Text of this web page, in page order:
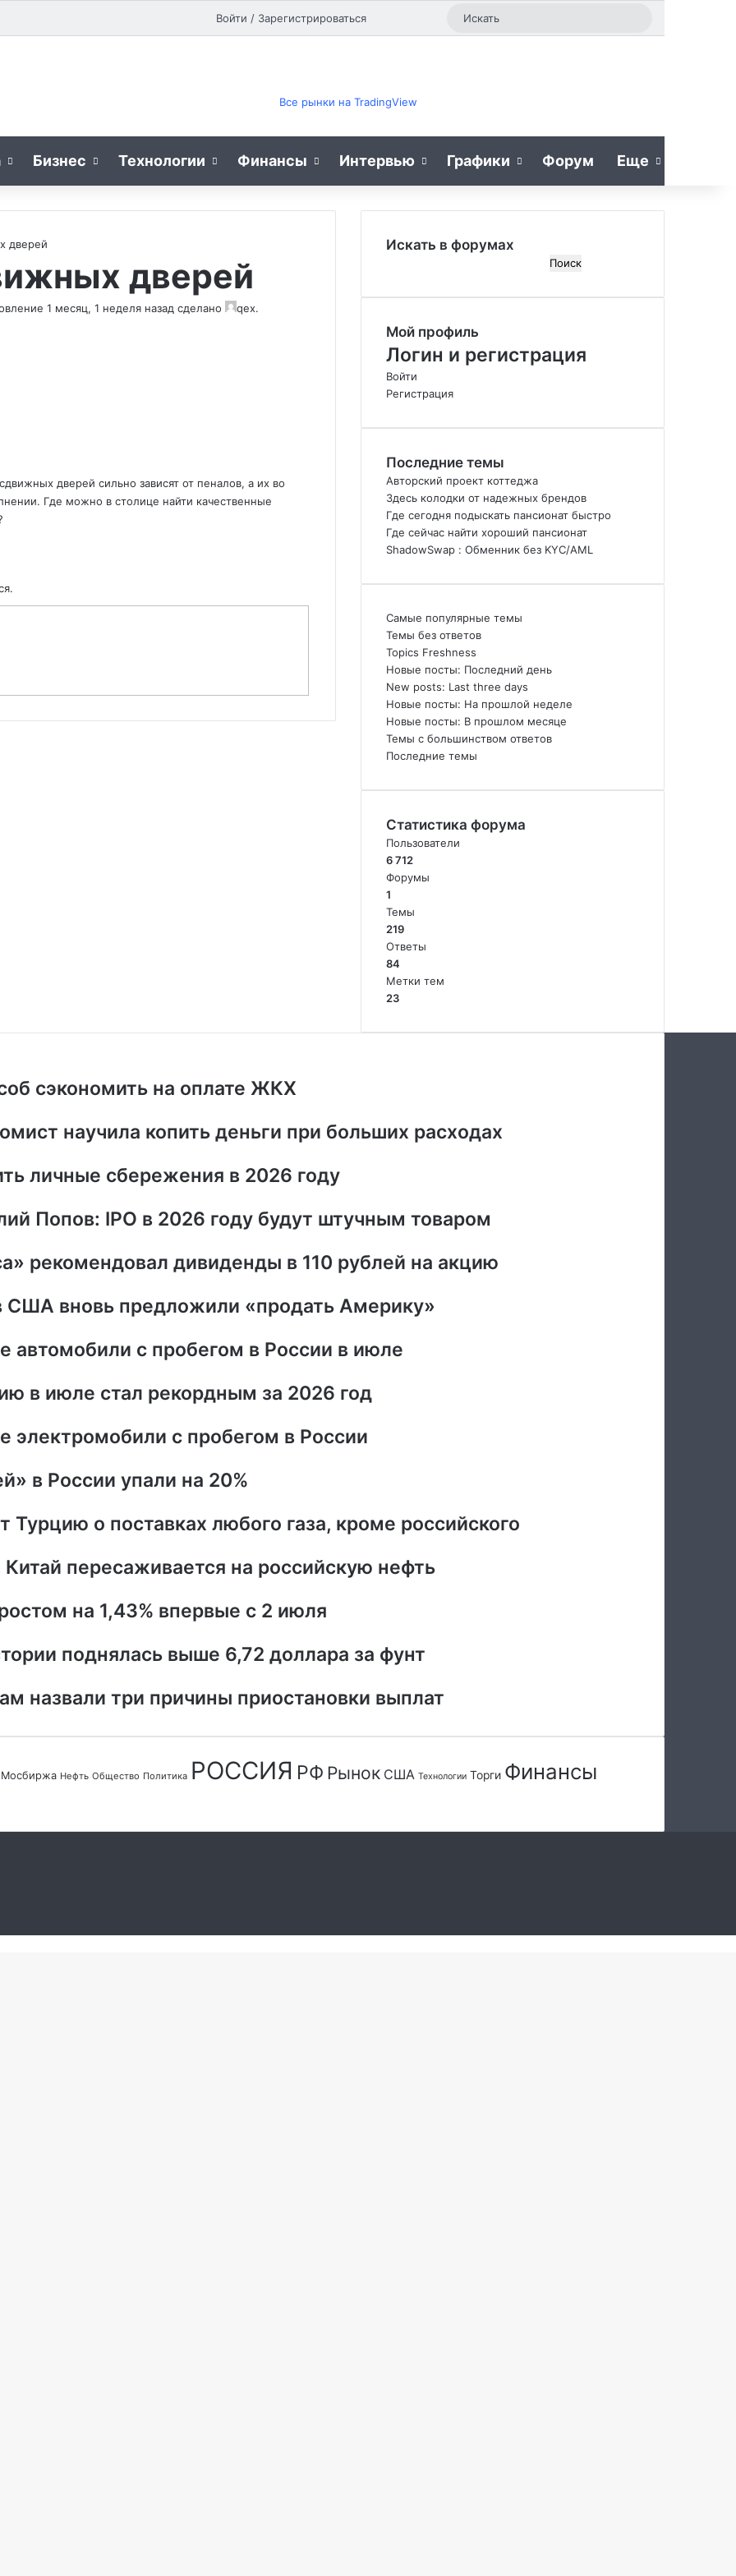
Одноклассники
TelegramFlipboard
Войти / Зарегистрироваться Случайная статья
Switch skin
Все рынки на TradingView
Бизнес Технологии Финансы Интервью Графики Форум Еще
дверей
дверей
1 месяц, 1 неделя назад сделано qex.
дверей сильно зависят от пеналов, а их во
Где можно в столице найти качественные
Искать в форумах
и
к
:
Мой профиль
Логин и регистрация
Войти
Регистрация
Последние темы
Авторский проект коттеджа
Здесь колодки от надежных брендов
Где сегодня подыскать пансионат быстро
Где сейчас найти хороший пансионат
ShadowSwap : Обменник без KYC/AML
Самые популярные темы
Темы без ответов
Topics Freshness
Новые посты: Последний день
New posts: Last three days
Новые посты: На прошлой неделе
Новые посты: В прошлом месяце
Темы с большинством ответов
Последние темы
Статистика форума
Пользователи
6 712
Форумы
1
Темы
219
Ответы
84
Метки тем
23
сэкономить на оплате ЖКХ
научила копить деньги при больших расходах
личные сбережения в 2026 году
Попов: IPO в 2026 году будут штучным товаром
рекомендовал дивиденды в 110 рублей на акцию
США вновь предложили «продать Америку»
автомобили с пробегом в России в июле
в июле стал рекордным за 2026 год
электромобили с пробегом в России
в России упали на 20%
Турцию о поставках любого газа, кроме российского
пересаживается на российскую нефть
на 1,43% впервые с 2 июля
поднялась выше 6,72 доллара за фунт
назвали три причины приостановки выплат
Мосбиржа Нефть Общество Политика РОССИЯ РФ Рынок США Технологии Торги Финансы